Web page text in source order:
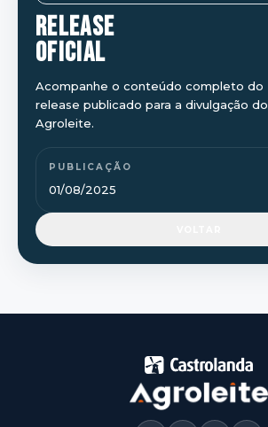
RELEASE
OFICIAL
Acompanhe o conteúdo completo do
release publicado para a divulgação do
Agroleite.
PUBLICAÇÃO
01/08/2025